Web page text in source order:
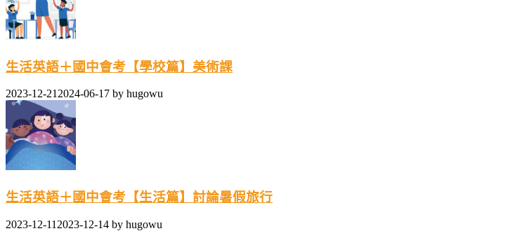
生活英語＋國中會考【學校篇】美術課
2023-12-212024-06-17 by hugowu
生活英語＋國中會考【生活篇】討論暑假旅行
2023-12-11 2023-12-14 by hugowu